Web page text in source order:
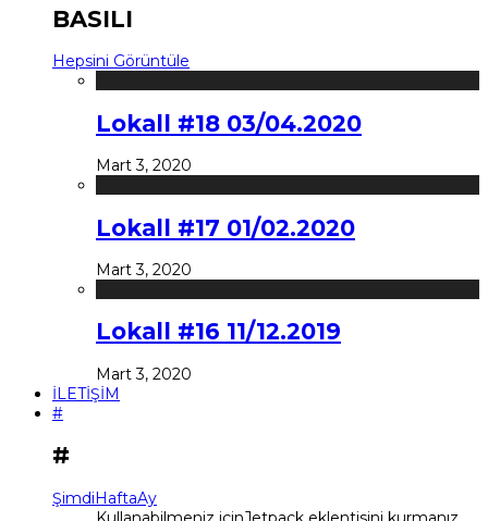
BASILI
Hepsini Görüntüle
Lokall #18 03/04.2020
Mart 3, 2020
Lokall #17 01/02.2020
Mart 3, 2020
Lokall #16 11/12.2019
Mart 3, 2020
İLETİŞİM
#
#
ŞimdiHaftaAy